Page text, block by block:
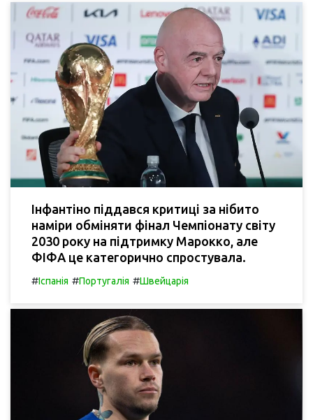
Інфантіно піддався критиці за нібито
наміри обміняти фінал Чемпіонату світу
2030 року на підтримку Марокко, але
ФІФА це категорично спростувала.
#Іспанія #Португалія #Швейцарія